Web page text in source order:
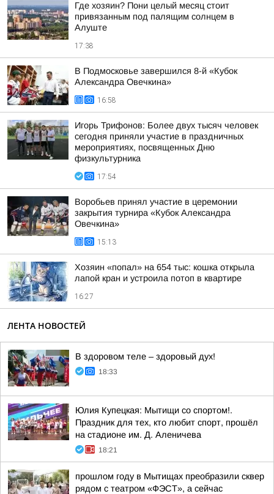
Где хозяин? Пони целый месяц стоит
привязанным под палящим солнцем в
Алуште
17:38
В Подмосковье завершился 8-й «Кубок
Александра Овечкина»
16:58
Игорь Трифонов: Более двух тысяч человек
сегодня приняли участие в праздничных
мероприятиях, посвященных Дню
физкультурника
17:54
Воробьев принял участие в церемонии
закрытия турнира «Кубок Александра
Овечкина»
15:13
Хозяин «попал» на 654 тыс: кошка открыла
лапой кран и устроила потоп в квартире
16:27
ЛЕНТА НОВОСТЕЙ
В здоровом теле – здоровый дух!
18:33
Юлия Купецкая: Мытищи со спортом!.
Праздник для тех, кто любит спорт, прошёл
на стадионе им. Д. Аленичева
18:21
прошлом году в Мытищах преобразили сквер
рядом с театром «ФЭСТ», а сейчас